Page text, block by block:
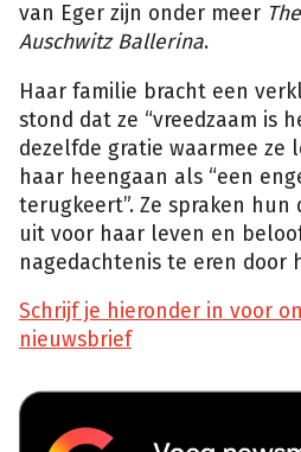
van Eger zijn onder meer
Auschwitz Ballerina.
Haar familie bracht een
stond dat ze “vreedzaam is
dezelfde gratie waarmee ze
haar heengaan als “een
terugkeert”. Ze spraken hun
uit voor haar leven en
nagedachtenis te eren door
Schrijf je hieronder in voor
nieuwsbrief